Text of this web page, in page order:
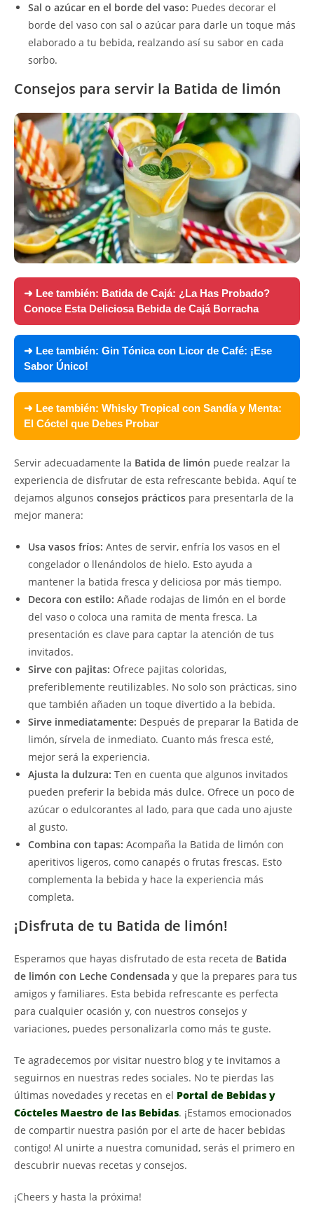
Sal o azúcar en el borde del vaso: Puedes decorar el
borde del vaso con sal o azúcar para darle un toque más
elaborado a tu bebida, realzando así su sabor en cada
sorbo.
Consejos para servir la Batida de limón
➜ Lee también: Batida de Cajá: ¿La Has Probado?
Conoce Esta Deliciosa Bebida de Cajá Borracha
➜ Lee también: Gin Tónica con Licor de Café: ¡Ese
Sabor Único!
➜ Lee también: Whisky Tropical con Sandía y Menta:
El Cóctel que Debes Probar
Servir adecuadamente la Batida de limón puede realzar la
experiencia de disfrutar de esta refrescante bebida. Aquí te
dejamos algunos consejos prácticos para presentarla de la
mejor manera:
Usa vasos fríos: Antes de servir, enfría los vasos en el
congelador o llenándolos de hielo. Esto ayuda a
mantener la batida fresca y deliciosa por más tiempo.
Decora con estilo: Añade rodajas de limón en el borde
del vaso o coloca una ramita de menta fresca. La
presentación es clave para captar la atención de tus
invitados.
Sirve con pajitas: Ofrece pajitas coloridas,
preferiblemente reutilizables. No solo son prácticas, sino
que también añaden un toque divertido a la bebida.
Sirve inmediatamente: Después de preparar la Batida de
limón, sírvela de inmediato. Cuanto más fresca esté,
mejor será la experiencia.
Ajusta la dulzura: Ten en cuenta que algunos invitados
pueden preferir la bebida más dulce. Ofrece un poco de
azúcar o edulcorantes al lado, para que cada uno ajuste
al gusto.
Combina con tapas: Acompaña la Batida de limón con
aperitivos ligeros, como canapés o frutas frescas. Esto
complementa la bebida y hace la experiencia más
completa.
¡Disfruta de tu Batida de limón!
Esperamos que hayas disfrutado de esta receta de Batida
de limón con Leche Condensada y que la prepares para tus
amigos y familiares. Esta bebida refrescante es perfecta
para cualquier ocasión y, con nuestros consejos y
variaciones, puedes personalizarla como más te guste.
Te agradecemos por visitar nuestro blog y te invitamos a
seguirnos en nuestras redes sociales. No te pierdas las
últimas novedades y recetas en el Portal de Bebidas y
Cócteles Maestro de las Bebidas. ¡Estamos emocionados
de compartir nuestra pasión por el arte de hacer bebidas
contigo! Al unirte a nuestra comunidad, serás el primero en
descubrir nuevas recetas y consejos.
¡Cheers y hasta la próxima!